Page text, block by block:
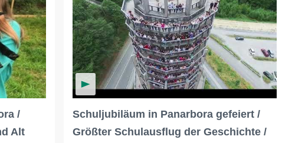
/
Alt
Schuljubiläum in Panarbora gefeiert /
Größter Schulausflug der Geschichte /